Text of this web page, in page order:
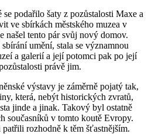
podařilo šaty z pozůstalosti Maxe a
ve sbírkách městského muzea v
našel tento pár svůj nový domov.
umění, stala se významnou
a galerií a její potomci pak po její
právě jim.
výstavy je záměrně pojatý tak,
která, nebýt historických zvratů,
jinde a jinak. Takový byl ostatně
současníků v tomto koutě Evropy.
rozhodně k těm šťastnějším.